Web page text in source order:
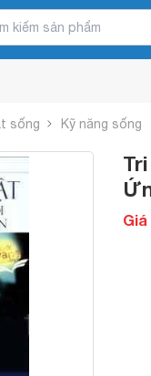
sống Kỹ năng sống